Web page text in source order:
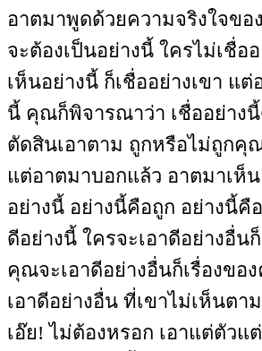
อาตมาพูดด้วยความจริงใจขอ
จะต้องเป็นอย่างนี้ ใครไม่เชื่อ
เห็นอย่างนี้ ก็เชื่ออย่างเขา แต่
นี้ คุณก็พิจารณาว่า เชื่ออย่าง
ตัดสินเอาตาม ถูกหรือไม่ถูกคุ
แต่อาตมาบอกแล้ว อาตมาเห็
อย่างนี้ อย่างนี้คือถูก อย่างนี้คื
ดีอย่างนี้ ใครจะเอาดีอย่างอื่น
คุณจะเอาดีอย่างอื่นก็เรื่องขอ
เอาดีอย่างอื่น ที่เขาไม่เห็นตา
เอ๊ย! ไม่ต้องหรอก เอาแต่ตัวแ